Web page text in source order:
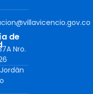
de
Nro.